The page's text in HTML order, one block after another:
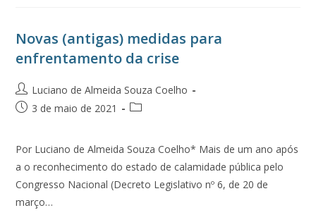
Novas (antigas) medidas para
enfrentamento da crise
Luciano de Almeida Souza Coelho
3 de maio de 2021
Por Luciano de Almeida Souza Coelho* Mais de um ano após
a o reconhecimento do estado de calamidade pública pelo
Congresso Nacional (Decreto Legislativo nº 6, de 20 de
março…